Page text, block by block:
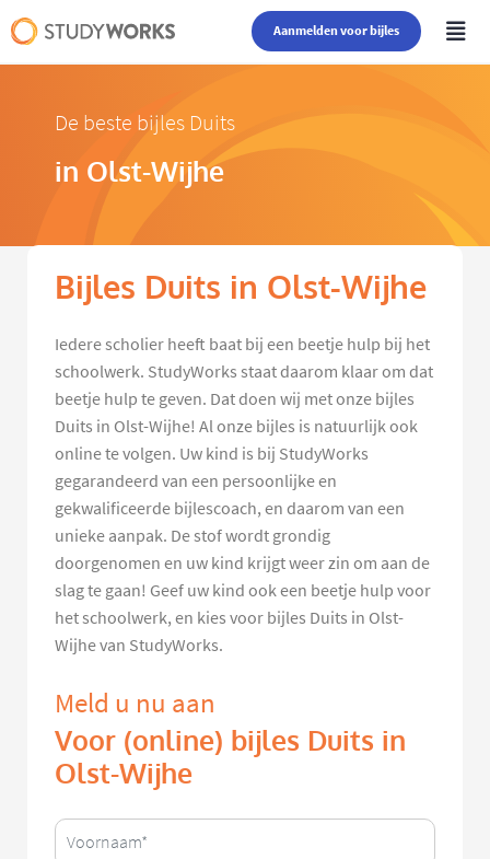
Aanmelden voor bijles
De beste bijles Duits
in Olst-Wijhe
Bijles Duits in Olst-Wijhe
Iedere scholier heeft baat bij een beetje hulp bij het
schoolwerk. StudyWorks staat daarom klaar om dat
beetje hulp te geven. Dat doen wij met onze bijles
Duits in Olst-Wijhe! Al onze bijles is natuurlijk ook
online te volgen. Uw kind is bij StudyWorks
gegarandeerd van een persoonlijke en
gekwalificeerde bijlescoach, en daarom van een
unieke aanpak. De stof wordt grondig
doorgenomen en uw kind krijgt weer zin om aan de
slag te gaan! Geef uw kind ook een beetje hulp voor
het schoolwerk, en kies voor bijles Duits in Olst-
Wijhe van StudyWorks.
Meld u nu aan
Voor (online) bijles Duits in
Olst-Wijhe